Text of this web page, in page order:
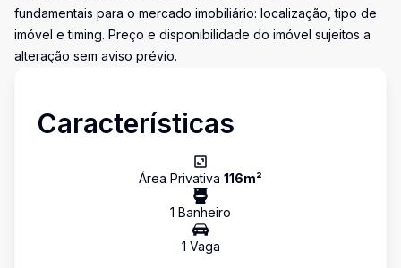
fundamentais para o mercado imobiliário: localização, tipo de
imóvel e timing. Preço e disponibilidade do imóvel sujeitos a
alteração sem aviso prévio.
Características
Área Privativa 116m²
1 Banheiro
1 Vaga